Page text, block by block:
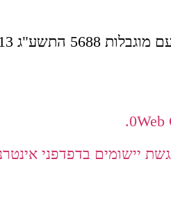
0Web
יישומים בדפדפני